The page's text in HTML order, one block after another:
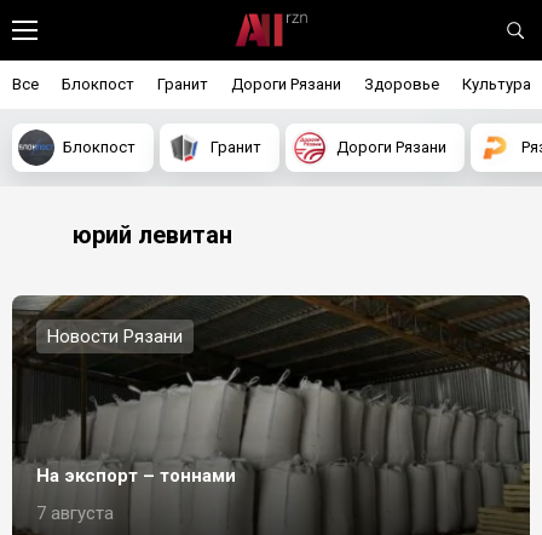
Все Блокпост Гранит Дороги Рязани Здоровье Культура
Блокпост Гранит Дороги Рязани
юрий левитан
Новости Рязани
На экспорт – тоннами
7 августа